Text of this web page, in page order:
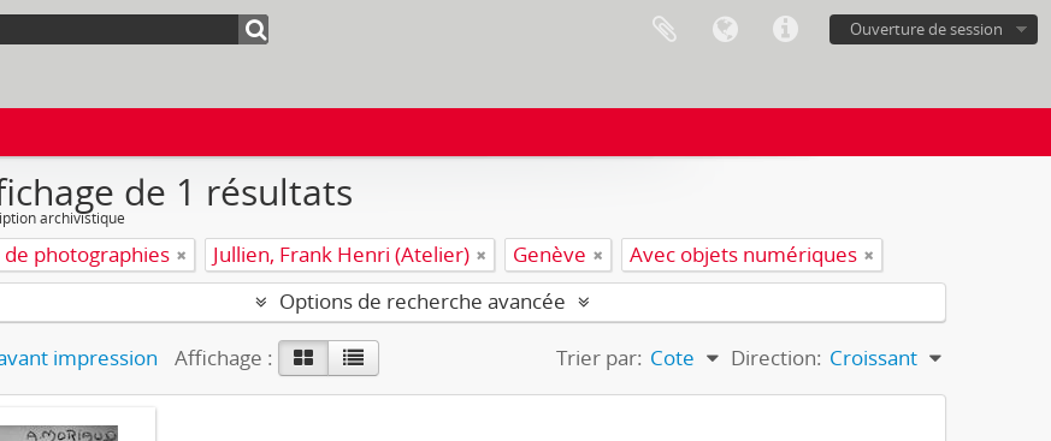
Ouverture de session
de 1 résultats
archivistique
de photographies Jullien, Frank Henri (Atelier) Genève
Avec objets numériques
Options de recherche avancée
impression Affichage : Trier par: Cote Direction: Croissant